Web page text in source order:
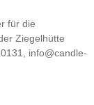
für die
Ziegelhütte
info@candle-